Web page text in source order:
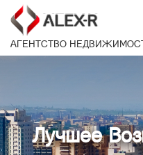
АГЕНТСТВО
Лучшее